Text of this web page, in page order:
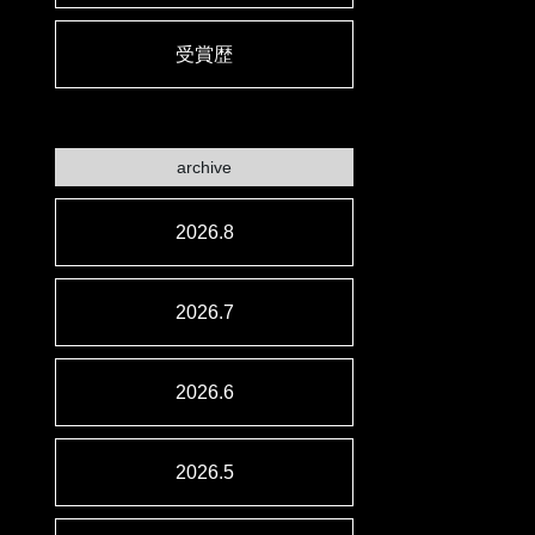
受賞歴
archive
2026.8
2026.7
2026.6
2026.5